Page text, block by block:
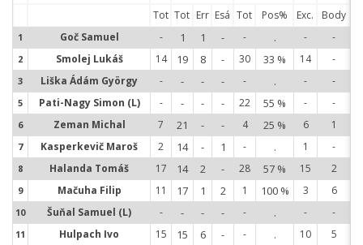
Tot Tot Err Esá Tot Pos% Exc. Body
1 Goč Samuel - 1 1 - - . - -
2 Smolej Lukáš 14 19 8 - 30 33 % 14 -
3 Liška Ádám György - - - - - . - -
5 Pati-Nagy Simon (L) - - - - 22 55 % - -
6 Zeman Michal 7 21 - - 4 25 % 6 1
7 Kasperkevič Maroš 2 14 - 1 - . 1 -
8 Halanda Tomáš 17 14 2 - 28 57 % 15 2
9 Mačuha Filip 11 17 1 2 1 100 % 3 6
10 Šuňal Samuel (L) - - - - - . - -
11 Hulpach Ivo 15 15 6 - - . 10 5